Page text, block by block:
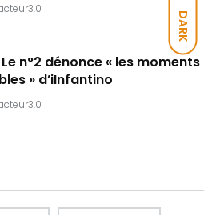
DARK
Le n°2 dénonce « les moments
» d’iInfantino